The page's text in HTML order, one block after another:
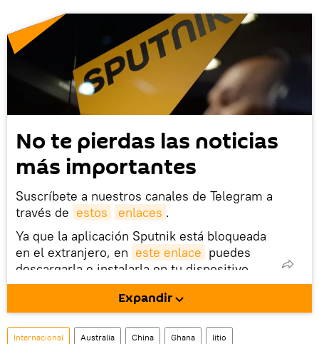
No te pierdas las noticias
más importantes
Suscríbete a nuestros canales de Telegram a
través de estos enlaces .
Ya que la aplicación Sputnik está bloqueada
en el extranjero, en este enlace puedes
descargarla e instalarla en tu dispositivo
móvil (¡solo para Android!).
También tenemos una cuenta en la red
social rusa VK .
Expandir
Internacional Australia China Ghana litio